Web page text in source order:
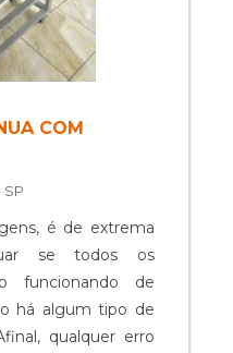
COM
SP
é de extrema
se todos os
funcionando de
há algum tipo de
qualquer erro